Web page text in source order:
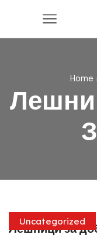
Home
Uncategorized
Лешници за